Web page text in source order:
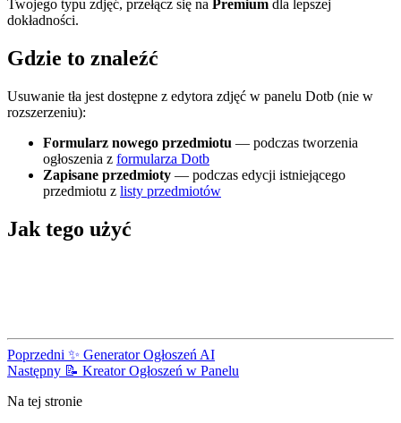
Twojego typu zdjęć, przełącz się na Premium dla lepszej
dokładności.
Gdzie to znaleźć
Usuwanie tła jest dostępne z edytora zdjęć w panelu Dotb (nie w
rozszerzeniu):
Formularz nowego przedmiotu — podczas tworzenia
ogłoszenia z formularza Dotb
Zapisane przedmioty — podczas edycji istniejącego
przedmiotu z listy przedmiotów
Jak tego użyć
Poprzedni ✨ Generator Ogłoszeń AI
Następny 📝 Kreator Ogłoszeń w Panelu
Na tej stronie